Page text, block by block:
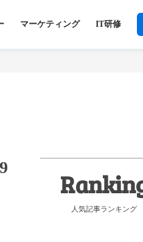
マーケティング IT研修
人気記事ランキング